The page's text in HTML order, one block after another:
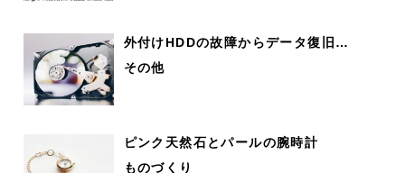
外付けHDDの故障からデータ復旧…
その他
ピンク天然石とパールの腕時計
ものづくり